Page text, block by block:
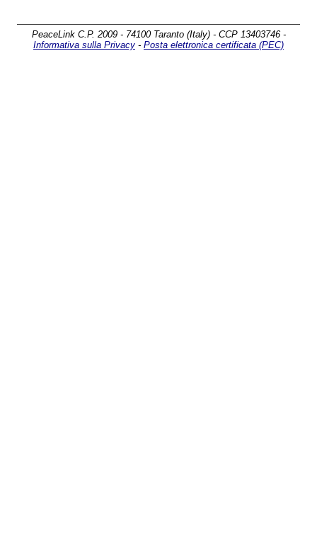
PeaceLink C.P. 2009 - 74100 Taranto (Italy) - CCP 13403746 -
Informativa sulla Privacy - Posta elettronica certificata (PEC)